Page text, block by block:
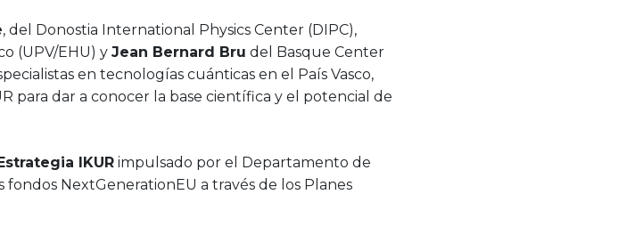
, del Donostia International Physics Center (DIPC),
(UPV/EHU) yJean Bernard Bru del Basque Center
en tecnologías cuánticas en el País Vasco,
para dar a conocer la base científica y el potencial de
Estrategia IKUR impulsado por el Departamento de
fondos NextGenerationEU a través de los Planes